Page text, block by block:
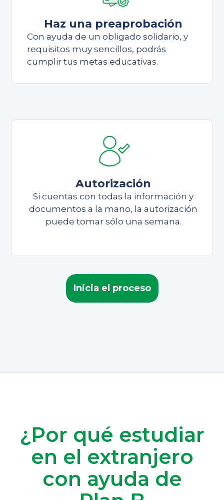
Haz una preaprobación
Con ayuda de un obligado solidario, y
requisitos muy sencillos, podrás
cumplir tus metas educativas.
Autorización
Si cuentas con todas la información y
documentos a la mano, la autorización
puede tomar sólo una semana.
Inicia el proceso
¿Por qué estudiar
en el extranjero
con ayuda de